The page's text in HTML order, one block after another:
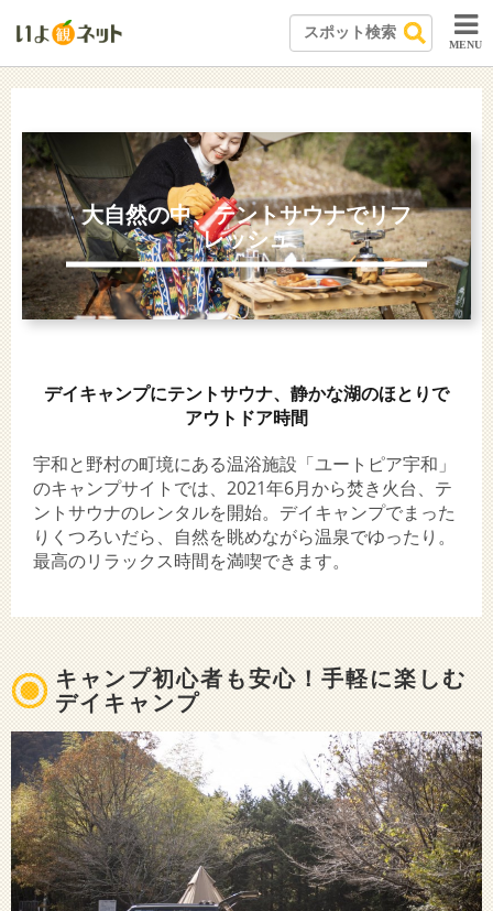
MENU
大自然の中、テントサウナでリフ
レッシュ
デイキャンプにテントサウナ、静かな湖のほとりで
アウトドア時間
宇和と野村の町境にある温浴施設「ユートピア宇和」
のキャンプサイトでは、2021年6月から焚き火台、テ
ントサウナのレンタルを開始。デイキャンプでまった
りくつろいだら、自然を眺めながら温泉でゆったり。
最高のリラックス時間を満喫できます。
キャンプ初心者も安心！手軽に楽しむ
デイキャンプ